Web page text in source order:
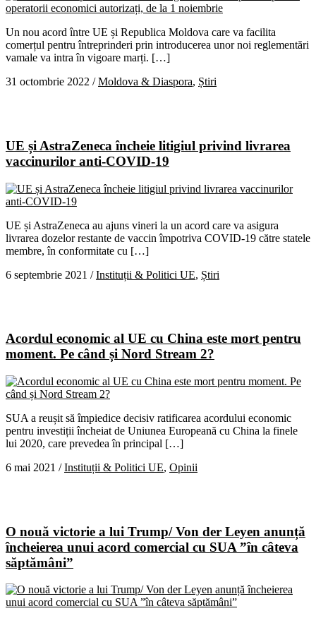
Un nou acord între UE și Republica Moldova care va facilita
comerțul pentru întreprinderi prin introducerea unor noi reglementări
vamale va intra în vigoare marți. […]
31 octombrie 2022 /Moldova & Diaspora, Știri
UE și AstraZeneca încheie litigiul privind livrarea
vaccinurilor anti-COVID-19
UE și AstraZeneca au ajuns vineri la un acord care va asigura
livrarea dozelor restante de vaccin împotriva COVID-19 către statele
membre, în conformitate cu […]
6 septembrie 2021 /Instituții & Politici UE, Știri
Acordul economic al UE cu China este mort pentru
moment. Pe când și Nord Stream 2?
SUA a reușit să împiedice decisiv ratificarea acordului economic
pentru investiții încheiat de Uniunea Europeană cu China la finele
lui 2020, care prevedea în principal […]
6 mai 2021 /Instituții & Politici UE, Opinii
O nouă victorie a lui Trump/ Von der Leyen anunță
încheierea unui acord comercial cu SUA ”în câteva
săptămâni”